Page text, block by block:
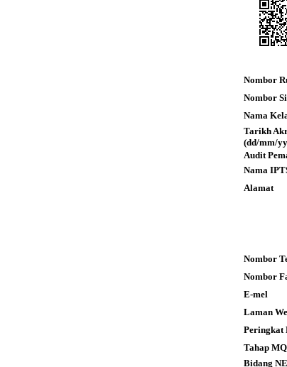
Nombor
Nombor
Nama
Tarikh
(dd/mm/
Audit
Nama
Alamat
Nombor
Nombor
E-mel
Laman
Peringkat
Tahap
Bidang